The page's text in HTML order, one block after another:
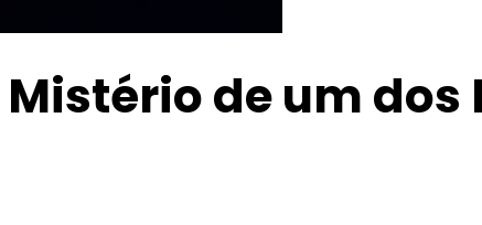
de um dos